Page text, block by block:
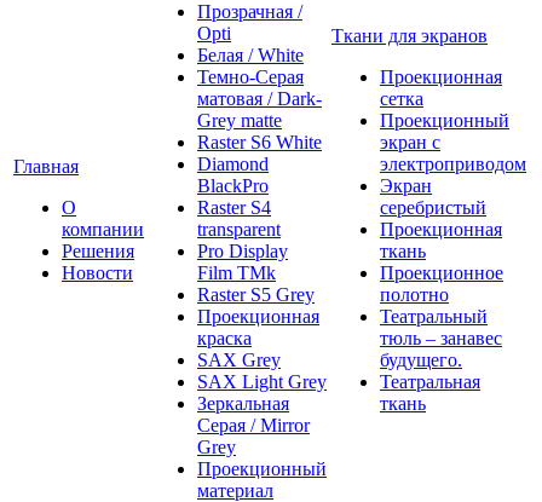
Главная
О
компании
Решения
Новости
Прозрачная /
Opti
Белая / White
Темно-Серая
матовая / Dark-
Grey matte
Raster S6 White
Diamond
BlackPro
Raster S4
transparent
Pro Display
Film ТМk
Raster S5 Grey
Проекционная
краска
SAX Grey
SAX Light Grey
Зеркальная
Серая / Mirror
Grey
Проекционный
материал
Ткани для экранов
Проекционная
сетка
Проекционный
экран с
электроприводом
Экран
серебристый
Проекционная
ткань
Проекционное
полотно
Театральный
тюль – занавес
будущего.
Театральная
ткань